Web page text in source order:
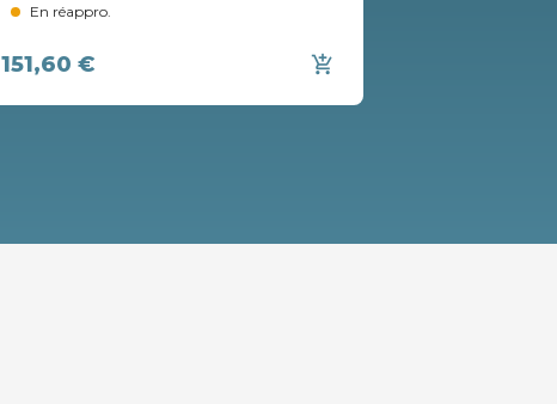
En réappro.
151,60 € add_shopping_cart